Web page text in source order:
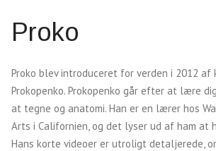
Proko
Proko blev introduceret for verden i 2012 af
Prokopenko. Prokopenko går efter at lære
at tegne og anatomi. Han er en lærer hos
Arts i Californien, og det lyser ud af ham at
Hans korte videoer er utroligt detaljerede,